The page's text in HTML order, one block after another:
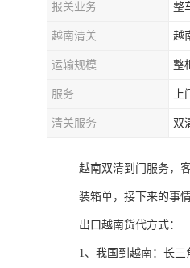
报关业务 整
越南清关 越
运输规模 整
服务
清关服务 双
越南双清到门服务，
装箱单，接下来的事
出口越南货代方式：
1、我国到越南：长